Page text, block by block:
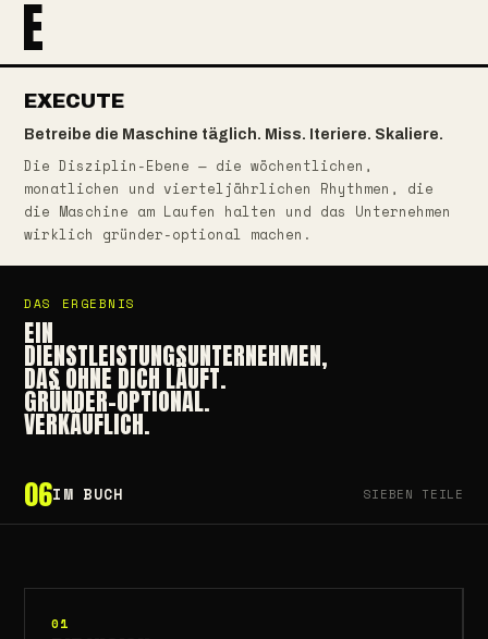
E
EXECUTE
Betreibe die Maschine täglich. Miss. Iteriere. Skaliere.
Die Disziplin-Ebene — die wöchentlichen,
monatlichen und vierteljährlichen Rhythmen, die
die Maschine am Laufen halten und das Unternehmen
wirklich gründer-optional machen.
DAS ERGEBNIS
EIN
DIENSTLEISTUNGSUNTERNEHMEN,
DAS OHNE DICH LÄUFT.
GRÜNDER-OPTIONAL.
VERKÄUFLICH.
06IM BUCH SIEBEN TEILE
01